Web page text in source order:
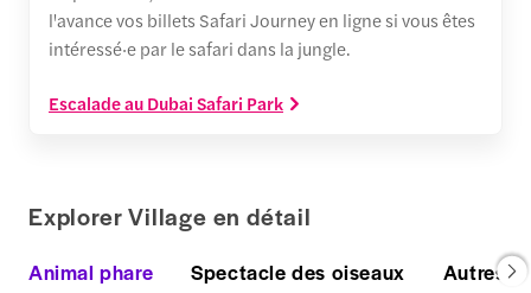
l'avance vos billets Safari Journey en ligne si vous êtes
intéressé·e par le safari dans la jungle.
Escalade au Dubai Safari Park
Explorer Village en détail
Animal phare Spectacle des oiseaux Autres